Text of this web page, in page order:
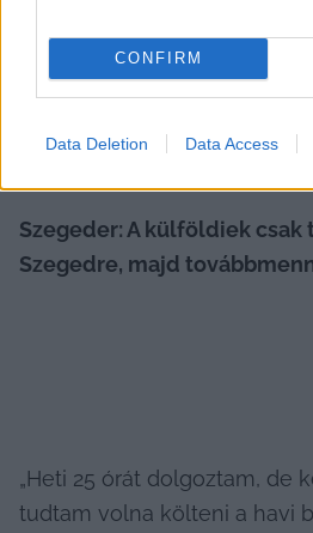
CONFIRM
Data Deletion Data Access
nagyra becsüli a szabolcsi
Szabolcs24 beszámolója
felidézte, hogy tizenöt
egészen más város fogadta
Szegeder: A külföldiek
Szegedre, majd
„Heti 25 órát dolgoztam, de
tudtam volna költeni a havi